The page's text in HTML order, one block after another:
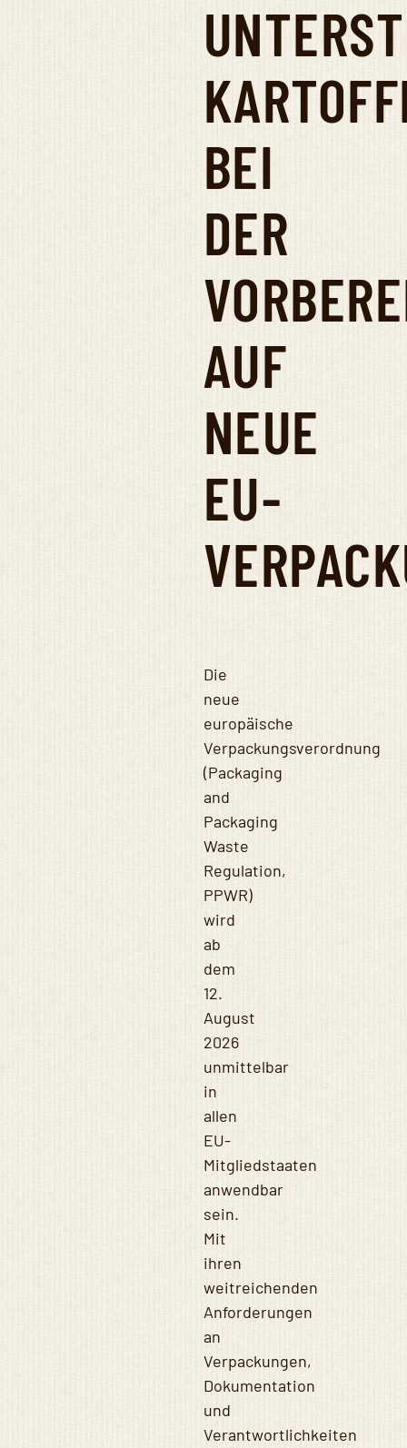
BEI
DER
AUF
NEUE
EU-
Die
neue
europäische
Verpackungsverordnung
(Packaging
and
Packaging
Waste
Regulation,
PPWR)
wird
ab
dem
12.
August
2026
unmittelbar
in
allen
EU-
Mitgliedstaaten
anwendbar
sein.
Mit
ihren
weitreichenden
Anforderungen
an
Verpackungen,
Dokumentation
und
Verantwortlichkeiten